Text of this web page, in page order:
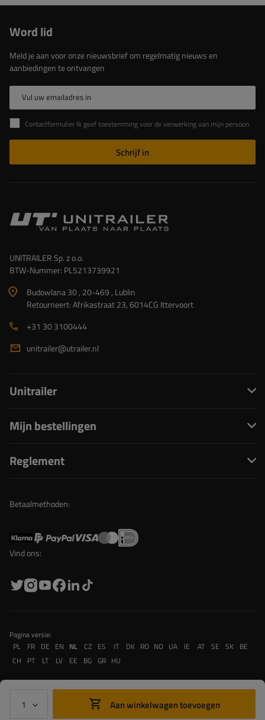
Aan winkelwagen toevoegen
Word lid
Meld je aan voor onze nieuwsbrief om regelmatig nieuws en
aanbiedingen te ontvangen
Vul uw emailadres in
Contactformulier Ik geef toestemming voor de verwerking van mijn persoonlijke gegevens in het contactformulier in overeenstemming met de Verordening van het Europees Parlement en de Raad (EU)
Schrijf in
UNITRAILER Sp. z o.o.
BTW-Nummer: PL5213739921
Budowlana 30 , 20-469 , Lublin
Retourneert: Afrikastraat 23, 6014CG Ittervoort
+31 30 3100444
unitrailer@utrailer.nl
Unitrailer
Mijn bestellingen
Reglement
Betaalmethoden:
Vind ons:
Pagina versie:
PL
FR DE EN NL CZ ES IT DK RO NO UA IE AT SE SK BE
CH
PT LT LV EE BG GR HU